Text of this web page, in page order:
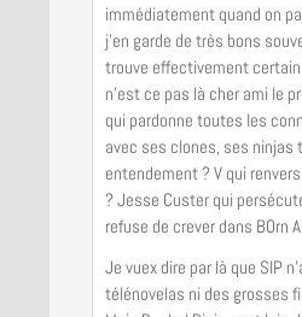
immédiatement quand on
j’en garde de très bons
trouve effectivement
n’est ce pas là cher ami le
qui pardonne toutes les
avec ses clones, ses
entendement ? V qui
? Jesse Custer qui
refuse de crever dans BOrn
Je vuex dire par là que SIP
télénovelas ni des grosses